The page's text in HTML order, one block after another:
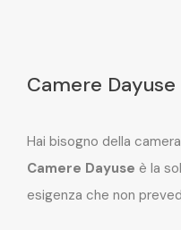
Camere Dayuse
Hai bisogno della
Camere Dayuse è la
esigenza che non